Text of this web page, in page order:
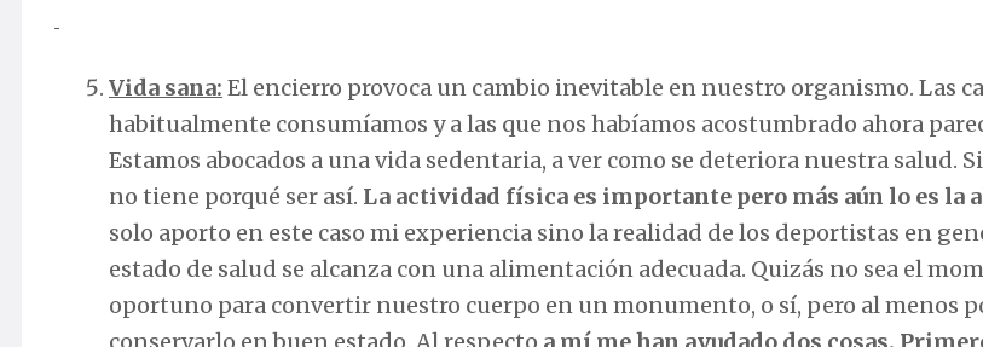
Vida sana: El encierro provoca un cambio inevitable en nuestro organismo. Las
habitualmente consumíamos y a las que nos habíamos acostumbrado ahora
Estamos abocados a una vida sedentaria, a ver como se deteriora nuestra salud.
no tiene porqué ser así. La actividad física es importante pero más aún lo es la
solo aporto en este caso mi experiencia sino la realidad de los deportistas en
estado de salud se alcanza con una alimentación adecuada. Quizás no sea el
oportuno para convertir nuestro cuerpo en un monumento, o sí, pero al menos